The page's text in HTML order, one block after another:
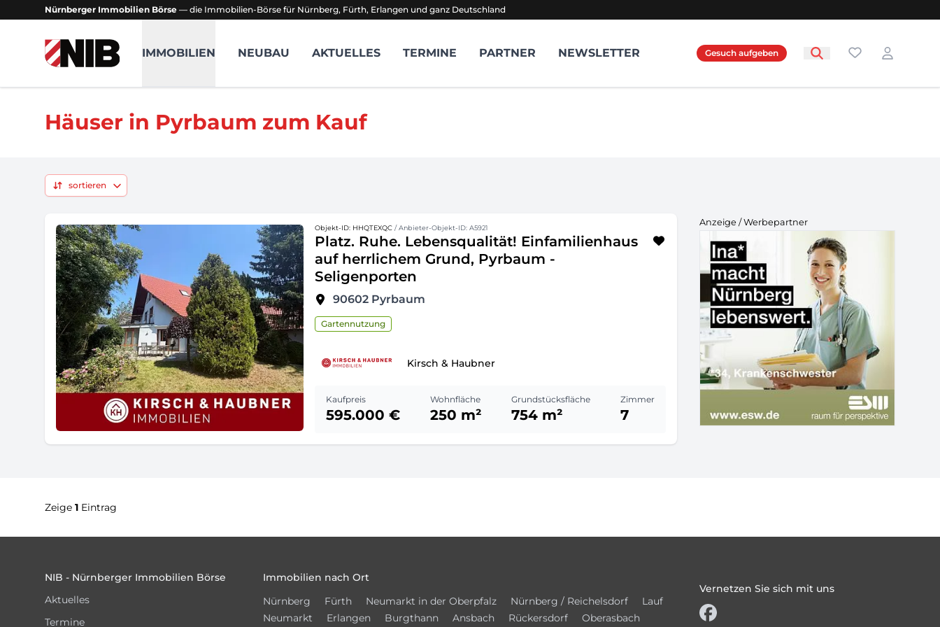
Nürnberger Immobilien Börse — die Immobilien-Börse für Nürnberg, Fürth, Erlangen und ganz Deutschland
NIB - Nürnberger Immobilien Börse
IMMOBILIEN NEUBAU AKTUELLES TERMINE PARTNER NEWSLETTER Gesuch aufgeben Favoriten
Login
Häuser in Pyrbaum zum Kauf
sortieren
Objekt-ID: HHQTEXQC / Anbieter-Objekt-ID: A5921
Platz. Ruhe. Lebensqualität! Einfamilienhaus
auf herrlichem Grund, Pyrbaum -
Seligenporten
90602 Pyrbaum
Gartennutzung
Kirsch & Haubner
Kaufpreis
595.000 €
Wohnfläche
250 m²
Grundstücksfläche
754 m²
Zimmer
7
Anzeige / Werbepartner
Zeige 1 Eintrag
NIB - Nürnberger Immobilien Börse
Aktuelles
Termine
Immobilien nach Ort
Nürnberg
Fürth Neumarkt in der Oberpfalz Nürnberg / Reichelsdorf
Lauf
Neumarkt
Erlangen Burgthann Ansbach Rückersdorf Oberasbach
Vernetzen Sie sich mit uns